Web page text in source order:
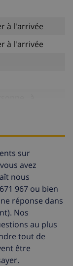
à l'arrivée
à l'arrivée
, à payer à
HOUR)
total
sur
avez
nous
967 ou bien
réponse dans
Nos
au plus
tout de
être